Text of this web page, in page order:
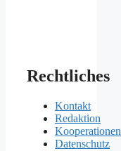
Rechtliches
Kontakt
Redaktion
Kooperationen
Datenschutz